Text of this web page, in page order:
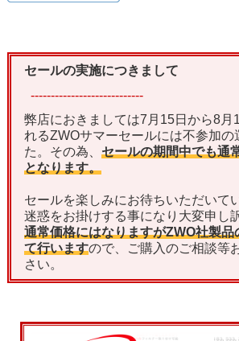
セールの実施につきまして
----------------------------
弊店におきましては7月15日から8月
れるZWOサマーセールには不参加の
た。その為、 セールの期間中でも通
となります。
セールを楽しみにお待ちいただいて
迷惑をお掛けする事になり大変申し
通常価格にはなりますがZWO社製品
て行いますので、ご購入のご相談等
さい。